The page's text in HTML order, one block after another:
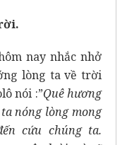
nay nhắc nhở
lòng ta về trời
nói :”Quê hương
nóng lòng mong
cứu chúng ta.